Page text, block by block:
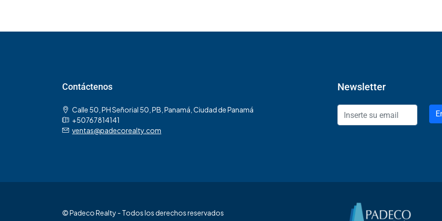
Contáctenos
Calle 50, PH Señorial 50, PB, Panamá, Ciudad de Panamá
+50767814141
ventas@padecorealty.com
Newsletter
© Padeco Realty - Todos los derechos reservados